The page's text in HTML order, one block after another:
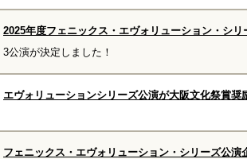
2025年度フェニックス・エヴォリューション・シリ
3公演が決定しました！
エヴォリューションシリーズ公演が大阪文化祭賞奨
フェニックス・エヴォリューション・シリーズ公演